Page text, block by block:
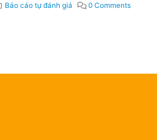
Báo cáo tự đánh giá 0 Comments